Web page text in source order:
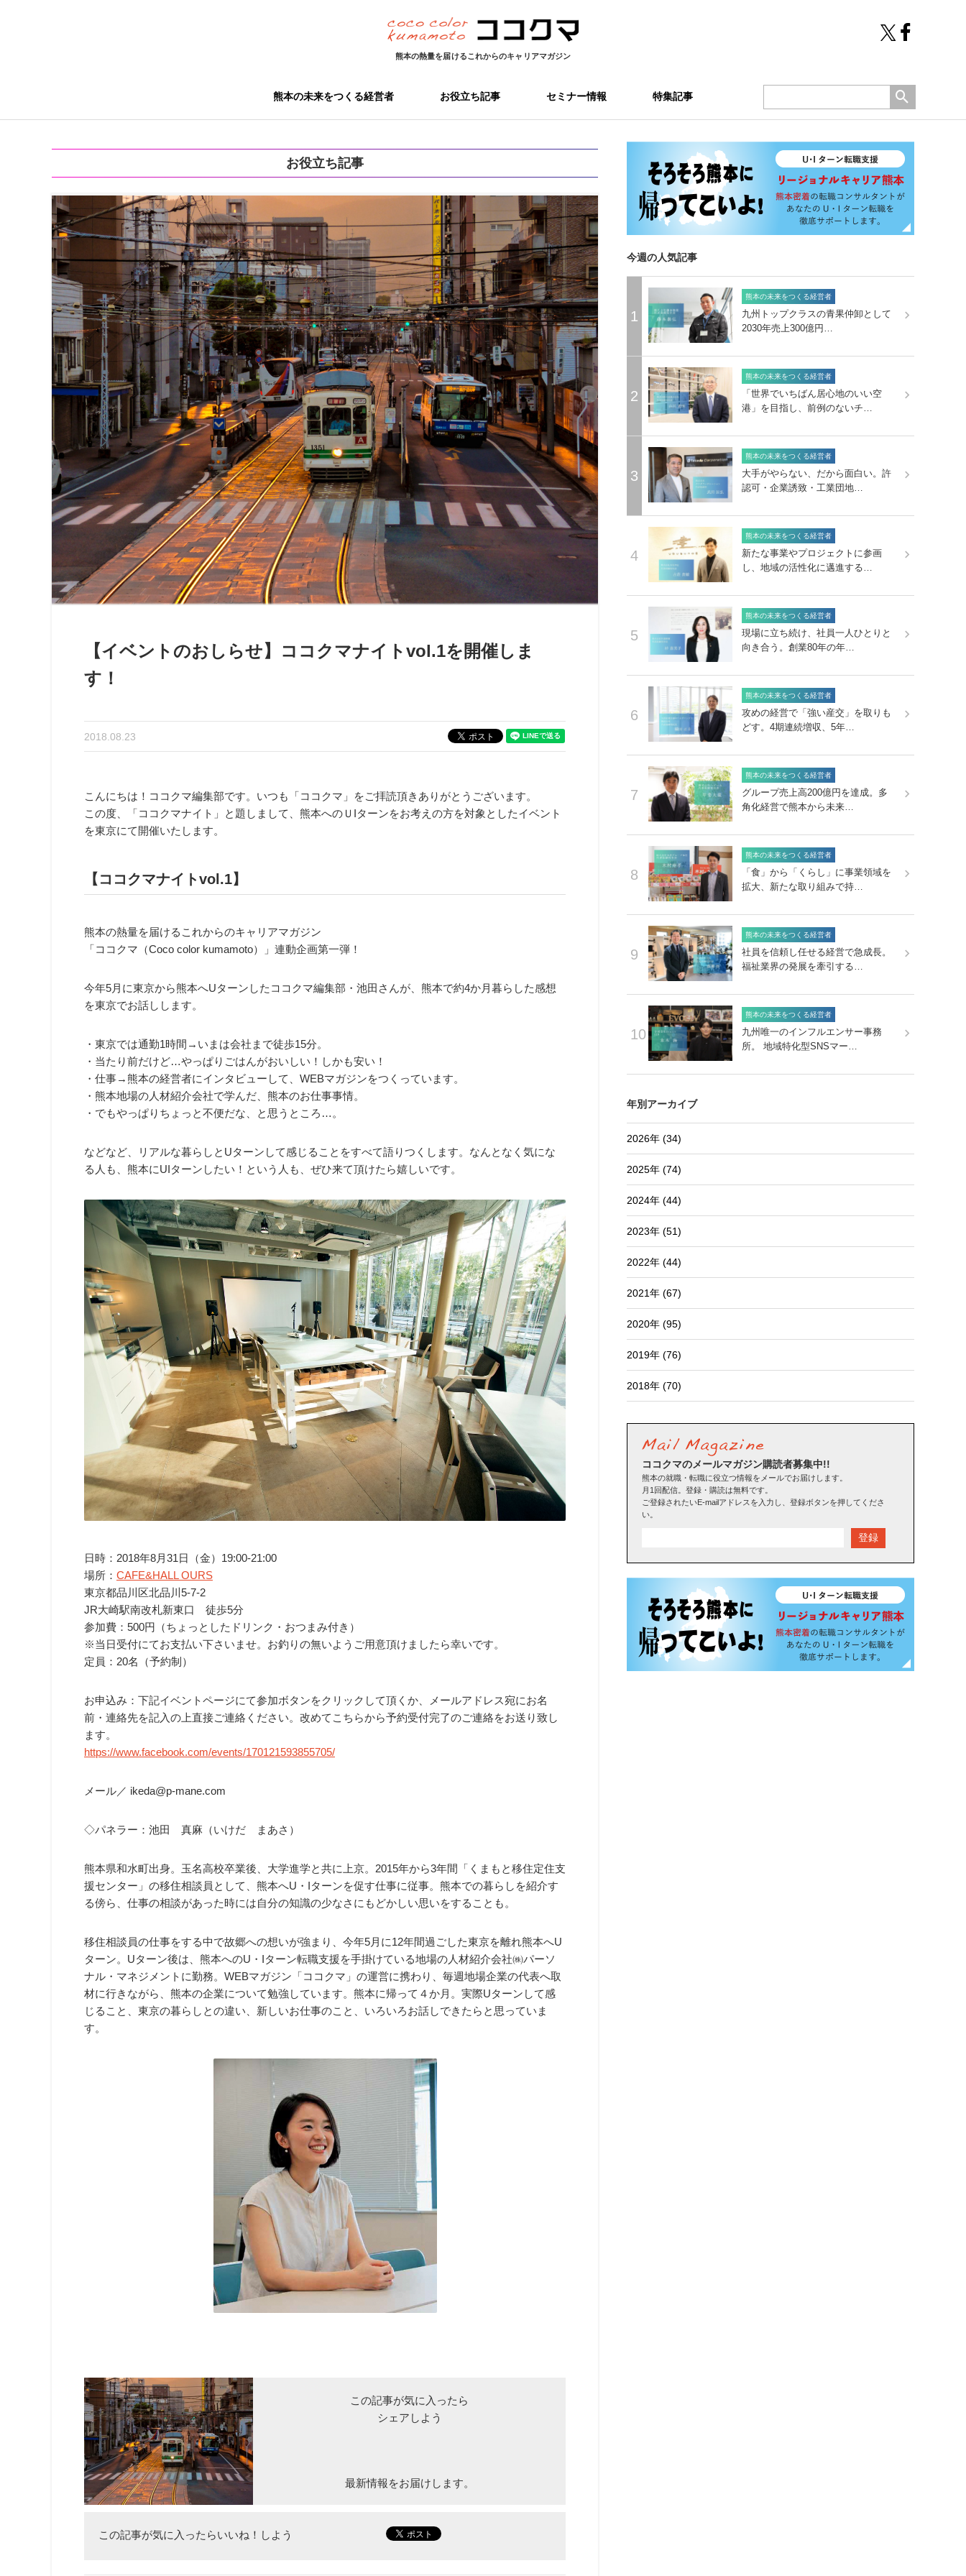
熊本の熱量を届けるこれからのキャリアマガジン
熊本の未来をつくる経営者 お役立ち記事 セミナー情報 特集記事
お役立ち記事
【イベントのおしらせ】ココクマナイトvol.1を開催しま
す！
2018.08.23
こんにちは！ココクマ編集部です。いつも「ココクマ」をご拝読頂きありがとうございます。
この度、「ココクマナイト」と題しまして、熊本へのＵIターンをお考えの方を対象としたイベント
を東京にて開催いたします。
【ココクマナイトvol.1】
熊本の熱量を届けるこれからのキャリアマガジン
「ココクマ（Coco color kumamoto）」連動企画第一弾！
今年5月に東京から熊本へUターンしたココクマ編集部・池田さんが、熊本で約4か月暮らした感想
を東京でお話しします。
・東京では通勤1時間→いまは会社まで徒歩15分。
・当たり前だけど…やっぱりごはんがおいしい！しかも安い！
・仕事→熊本の経営者にインタビューして、WEBマガジンをつくっています。
・熊本地場の人材紹介会社で学んだ、熊本のお仕事事情。
・でもやっぱりちょっと不便だな、と思うところ…。
などなど、リアルな暮らしとUターンして感じることをすべて語りつくします。なんとなく気にな
る人も、熊本にUIターンしたい！という人も、ぜひ来て頂けたら嬉しいです。
日時：2018年8月31日（金）19:00-21:00
場所： CAFE&HALL OURS
東京都品川区北品川5-7-2
JR大崎駅南改札新東口 徒歩5分
参加費：500円（ちょっとしたドリンク・おつまみ付き）
※当日受付にてお支払い下さいませ。お釣りの無いようご用意頂けましたら幸いです。
定員：20名（予約制）
お申込み：下記イベントページにて参加ボタンをクリックして頂くか、メールアドレス宛にお名
前・連絡先を記入の上直接ご連絡ください。改めてこちらから予約受付完了のご連絡をお送り致し
ます。
https://www.facebook.com/events/170121593855705/
メール／ ikeda@p-mane.com
◇パネラー：池田 真麻（いけだ まあさ）
熊本県和水町出身。玉名高校卒業後、大学進学と共に上京。2015年から3年間「くまもと移住定住支
援センター」の移住相談員として、熊本へU・Iターンを促す仕事に従事。熊本での暮らしを紹介す
る傍ら、仕事の相談があった時には自分の知識の少なさにもどかしい思いをすることも。
移住相談員の仕事をする中で故郷への想いが強まり、今年5月に12年間過ごした東京を離れ熊本へU
ターン。Uターン後は、熊本へのU・Iターン転職支援を手掛けている地場の人材紹介会社㈱パーソ
ナル・マネジメントに勤務。WEBマガジン「ココクマ」の運営に携わり、毎週地場企業の代表へ取
材に行きながら、熊本の企業について勉強しています。熊本に帰って４か月。実際Uターンして感
じること、東京の暮らしとの違い、新しいお仕事のこと、いろいろお話しできたらと思っていま
す。
この記事が気に入ったら
シェアしよう
最新情報をお届けします。
この記事が気に入ったらいいね！しよう
今週の人気記事
1
熊本の未来をつくる経営者
九州トップクラスの青果仲卸として
2030年売上300億円…
2
熊本の未来をつくる経営者
「世界でいちばん居心地のいい空
港」を目指し、前例のないチ…
3
熊本の未来をつくる経営者
大手がやらない、だから面白い。許
認可・企業誘致・工業団地…
4
熊本の未来をつくる経営者
新たな事業やプロジェクトに参画
し、地域の活性化に邁進する…
5
熊本の未来をつくる経営者
現場に立ち続け、社員一人ひとりと
向き合う。創業80年の年…
6
熊本の未来をつくる経営者
攻めの経営で「強い産交」を取りも
どす。4期連続増収、5年…
7
熊本の未来をつくる経営者
グループ売上高200億円を達成。多
角化経営で熊本から未来…
8
熊本の未来をつくる経営者
「食」から「くらし」に事業領域を
拡大、新たな取り組みで持…
9
熊本の未来をつくる経営者
社員を信頼し任せる経営で急成長。
福祉業界の発展を牽引する…
10
熊本の未来をつくる経営者
九州唯一のインフルエンサー事務
所。 地域特化型SNSマー…
年別アーカイブ
2026年 (34)
2025年 (74)
2024年 (44)
2023年 (51)
2022年 (44)
2021年 (67)
2020年 (95)
2019年 (76)
2018年 (70)
ココクマのメールマガジン購読者募集中!!
熊本の就職・転職に役立つ情報をメールでお届けします。
月1回配信。登録・購読は無料です。
ご登録されたいE-mailアドレスを入力し、登録ボタンを押してくださ
い。
登録